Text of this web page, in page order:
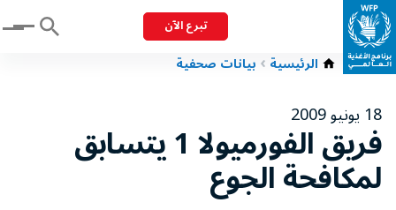
تبرع الآن Menu
الرئيسية بيانات صحفية
18 يونيو 2009 فريق الفورميولا 1 يتسابق
لمكافحة الجوع